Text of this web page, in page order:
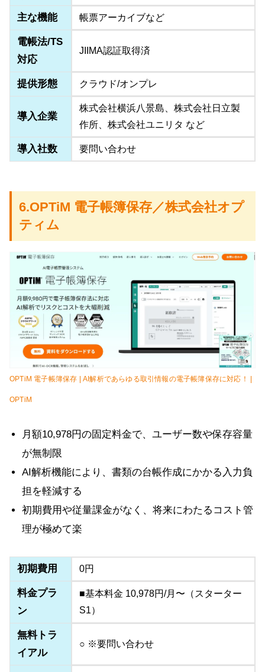
主な機能 帳票アーカイブなど
電帳法/TS
対応
JIIMA認証取得済
提供形態 クラウド/オンプレ
導入企業
株式会社横浜八景島、株式会社日立製
作所、株式会社ユニリタ など
導入社数 要問い合わせ
6.OPTiM 電子帳簿保存／株式会社オプ
ティム
OPTiM 電子帳簿保存 | AI解析であらゆる取引情報の電子帳簿保存に対応！ |
OPTiM
月額10,978円の固定料金で、ユーザー数や保存容量
が無制限
AI解析機能により、書類の台帳作成にかかる入力負
担を軽減する
初期費用や従量課金がなく、将来にわたるコスト管
理が極めて楽
初期費用 0円
料金プラ
ン
■基本料金 10,978円/月〜（スターター
S1）
無料トラ
イアル
○ ※要問い合わせ